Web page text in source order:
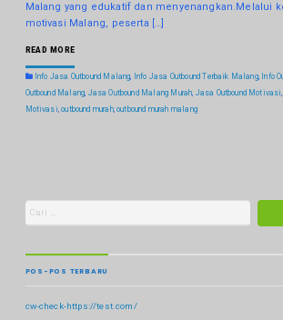
Malang yang edukatif dan menyenangkan.Melalui
motivasi Malang, peserta […]
READ MORE
Info Jasa Outbound Malang Info Jasa Outbound Terbaik Malang, Info
Outbound Malang Jasa Outbound Malang Murah Jasa Outbound Motivasi
Motivasi ,outbound murah,outbound murah malang
POS-POS TERBARU
cw-check-https://test.com/